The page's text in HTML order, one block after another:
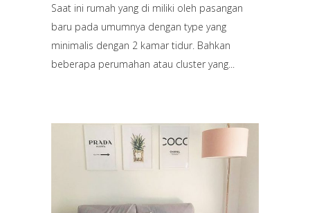
Saat ini rumah yang di miliki oleh pasangan
baru pada umumnya dengan type yang
minimalis dengan 2 kamar tidur. Bahkan
beberapa perumahan atau cluster yang